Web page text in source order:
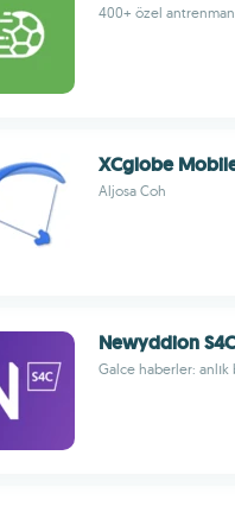
400+ özel
XCglobe
Aljosa Coh
Newyddion S4C
Galce haberler: